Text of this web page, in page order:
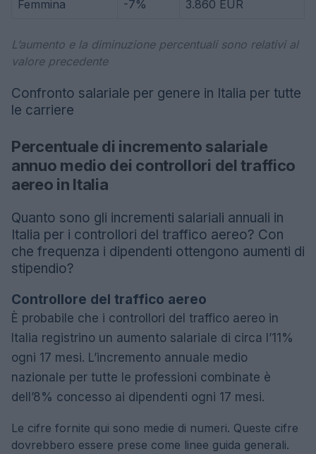
Femmina -7% 3.860 EUR
L’aumento e la diminuzione percentuali sono relativi al
valore precedente
Confronto salariale per genere in Italia per tutte
le carriere
Percentuale di incremento salariale
annuo medio dei controllori del traffico
aereo in Italia
Quanto sono gli incrementi salariali annuali in
Italia per i controllori del traffico aereo? Con
che frequenza i dipendenti ottengono aumenti di
stipendio?
Controllore del traffico aereo
È probabile che i controllori del traffico aereo in
Italia registrino un aumento salariale di circa l’11%
ogni 17 mesi. L’incremento annuale medio
nazionale per tutte le professioni combinate è
dell’8% concesso ai dipendenti ogni 17 mesi.
Le cifre fornite qui sono medie di numeri. Queste cifre
dovrebbero essere prese come linee guida generali.